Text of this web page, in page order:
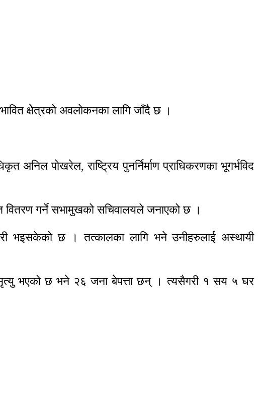
क्षेत्रको अवलोकनका लागि जाँदै छ ।
अनिल पोखरेल, राष्ट्रिय पुनर्निर्माण प्राधिकरणका भूगर्भविद
वितरण गर्ने सभामुखको सचिवालयले जनाएको छ ।
भइसकेको छ । तत्कालका लागि भने उनीहरुलाई अस्थायी
मृत्यु भएको छ भने २६ जना बेपत्ता छन् । त्यसैगरी १ सय ५ घर